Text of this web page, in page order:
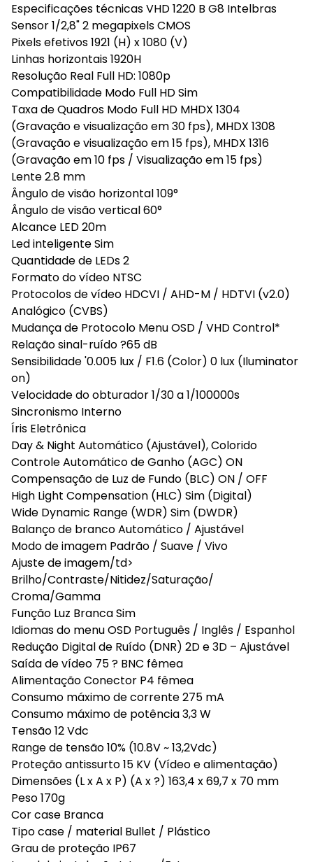
Especificações técnicas VHD 1220 B G8 Intelbras
Sensor 1/2,8" 2 megapixels CMOS
Pixels efetivos 1921 (H) x 1080 (V)
Linhas horizontais 1920H
Resolução Real Full HD: 1080p
Compatibilidade Modo Full HD Sim
Taxa de Quadros Modo Full HD MHDX 1304
(Gravação e visualização em 30 fps), MHDX 1308
(Gravação e visualização em 15 fps), MHDX 1316
(Gravação em 10 fps / Visualização em 15 fps)
Lente 2.8 mm
Ângulo de visão horizontal 109°
Ângulo de visão vertical 60°
Alcance LED 20m
Led inteligente Sim
Quantidade de LEDs 2
Formato do vídeo NTSC
Protocolos de vídeo HDCVI / AHD-M / HDTVI (v2.0)
Analógico (CVBS)
Mudança de Protocolo Menu OSD / VHD Control*
Relação sinal-ruído ?65 dB
Sensibilidade '0.005 lux / F1.6 (Color) 0 lux (Iluminator
on)
Velocidade do obturador 1/30 a 1/100000s
Sincronismo Interno
Íris Eletrônica
Day & Night Automático (Ajustável), Colorido
Controle Automático de Ganho (AGC) ON
Compensação de Luz de Fundo (BLC) ON / OFF
High Light Compensation (HLC) Sim (Digital)
Wide Dynamic Range (WDR) Sim (DWDR)
Balanço de branco Automático / Ajustável
Modo de imagem Padrão / Suave / Vivo
Ajuste de imagem/td>
Brilho/Contraste/Nitidez/Saturação/
Croma/Gamma
Função Luz Branca Sim
Idiomas do menu OSD Português / Inglês / Espanhol
Redução Digital de Ruído (DNR) 2D e 3D – Ajustável
Saída de vídeo 75 ? BNC fêmea
Alimentação Conector P4 fêmea
Consumo máximo de corrente 275 mA
Consumo máximo de potência 3,3 W
Tensão 12 Vdc
Range de tensão 10% (10.8V ~ 13,2Vdc)
Proteção antissurto 15 KV (Vídeo e alimentação)
Dimensões (L x A x P) (A x ?) 163,4 x 69,7 x 70 mm
Peso 170g
Cor case Branca
Tipo case / material Bullet / Plástico
Grau de proteção IP67